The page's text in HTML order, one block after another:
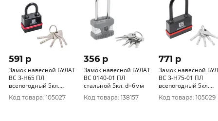
591 p
Замок навесной БУЛАТ
ВС 3-Н65 ПЛ
всепогодный 5кл.
d=9мм
Код товара: 105027
356 p
Замок навесной БУЛАТ
ВС 0140-01 ПЛ
стальной 5кл. d=6мм
Код товара: 138157
771 p
Замок навесной
ВС 3-Н75-01 ПЛ
всепогодный 5кл.
d=10мм
Код товара: 105029